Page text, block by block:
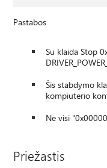
Pastabos
Su klaida Stop
Šis stabdymo
kompiuterio
Ne visi
Priežastis